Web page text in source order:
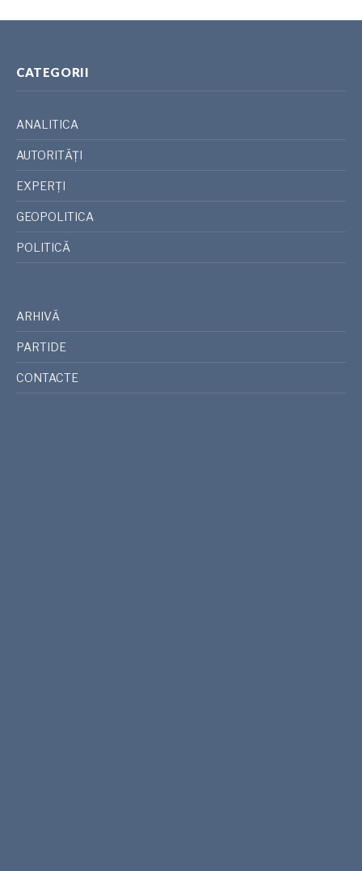
CATEGORII
ANALITICA
AUTORITĂȚI
EXPERȚI
GEOPOLITICA
POLITICĂ
ARHIVĂ
PARTIDE
CONTACTE